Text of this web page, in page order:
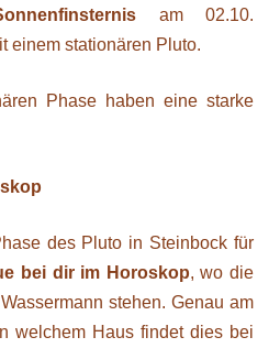
am 02.10.
einem stationären Pluto.
Phase haben eine starke
des Pluto in Steinbock für
bei dir im Horoskop, wo die
stehen. Genau am
welchem Haus findet dies bei